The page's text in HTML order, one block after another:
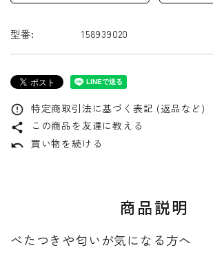
型番: 158939020
error_outline 特定商取引法に基づく表記 (返品など)
share
この商品を友達に教える
undo 買い物を続ける
商品説明
べたつきや匂いが気になる方へ